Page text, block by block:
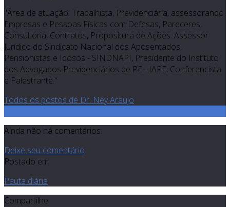
"Área de atuação: Trabalhista, Previdenciária, assessorando
Empresas e Pessoas Físicas com Defesas, Pareceres,
Consultoria, Contratos, Propositura de Ações. Assessor
Jurídico do Sindicato Nacional dos Aposentados,
Pensionistas e Idosos - SINDNAPI, Presidente do Instituto
dos Advogados Previdenciários de PE - IAPE, Conferencista
e Palestrante."
Todos os postos de Dr. Ney Araujo
Ainda não há comentários.
Deixe seu comentário
Postado em
Pauta diária
Compartilhe